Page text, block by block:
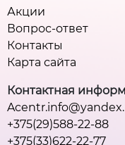
Акции
Вопрос-ответ
Контакты
Карта сайта
Контактная
+375(29)588-22-88
+375(33)622-22-77